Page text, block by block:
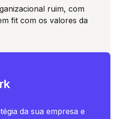
ruim, com
fit com os valores da
da sua empresa e